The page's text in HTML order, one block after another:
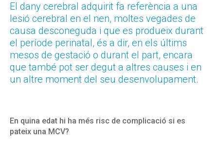
El dany cerebral adquirit fa referència a una
lesió cerebral en el nen, moltes vegades de
causa desconeguda i que es produeix durant
el període perinatal, és a dir, en els últims
mesos de gestació o durant el part, encara
que també pot ser degut a altres causes i en
un altre moment del seu desenvolupament.
En quina edat hi ha més risc de complicació si es
pateix una MCV?